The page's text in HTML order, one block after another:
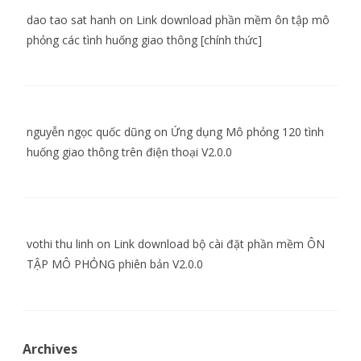
dao tao sat hanh on Link download phần mềm ôn tập mô
phỏng các tình huống giao thông [chính thức]
nguyễn ngọc quốc dũng on Ứng dụng Mô phỏng 120 tình
huống giao thông trên điện thoại V2.0.0
vothi thu linh on Link download bộ cài đặt phần mềm ÔN
TẬP MÔ PHỎNG phiên bản V2.0.0
Archives